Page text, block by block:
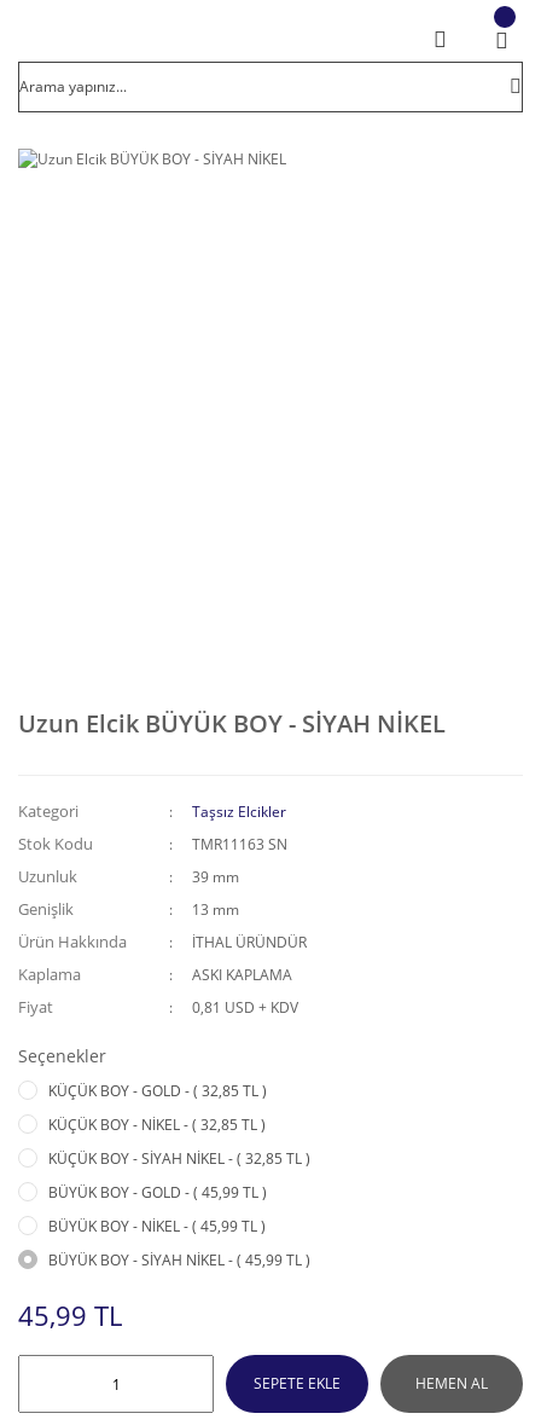
Uzun Elcik BÜYÜK BOY - SİYAH NİKEL
Kategori Taşsız Elcikler
Stok Kodu TMR11163 SN
Uzunluk 39 mm
Genişlik 13 mm
Ürün Hakkında İTHAL ÜRÜNDÜR
Kaplama ASKI KAPLAMA
Fiyat 0,81 USD + KDV
Seçenekler
KÜÇÜK BOY - GOLD - ( 32,85 TL )
KÜÇÜK BOY - NİKEL - ( 32,85 TL )
KÜÇÜK BOY - SİYAH NİKEL - ( 32,85 TL )
BÜYÜK BOY - GOLD - ( 45,99 TL )
BÜYÜK BOY - NİKEL - ( 45,99 TL )
BÜYÜK BOY - SİYAH NİKEL - ( 45,99 TL )
45,99 TL
SEPETE EKLE HEMEN AL